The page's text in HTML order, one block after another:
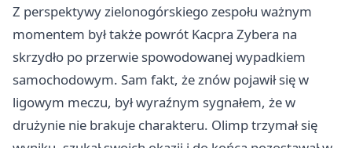
Z perspektywy zielonogórskiego zespołu ważnym
momentem był także powrót Kacpra Zybera na
skrzydło po przerwie spowodowanej wypadkiem
samochodowym. Sam fakt, że znów pojawił się w
ligowym meczu, był wyraźnym sygnałem, że w
drużynie nie brakuje charakteru. Olimp trzymał się